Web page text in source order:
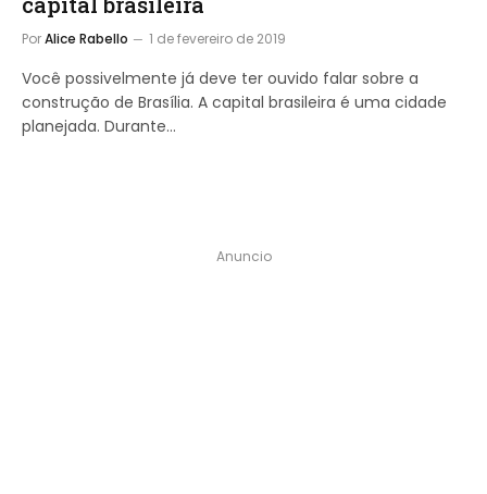
PorAlice Rabello 1 de fevereiro de 2019
Você possivelmente já deve ter ouvido falar sobre a
construção de Brasília. A capital brasileira é uma cidade
planejada. Durante…
Anuncio